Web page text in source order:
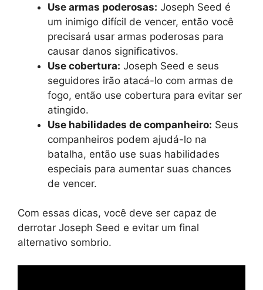
Use armas poderosas: Joseph Seed é
um inimigo difícil de vencer, então você
precisará usar armas poderosas para
causar danos significativos.
Use cobertura: Joseph Seed e seus
seguidores irão atacá-lo com armas de
fogo, então use cobertura para evitar ser
atingido.
Use habilidades de companheiro: Seus
companheiros podem ajudá-lo na
batalha, então use suas habilidades
especiais para aumentar suas chances
de vencer.
Com essas dicas, você deve ser capaz de
derrotar Joseph Seed e evitar um final
alternativo sombrio.